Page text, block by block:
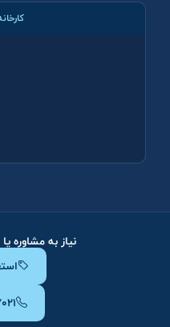
نیاز به مشاوره